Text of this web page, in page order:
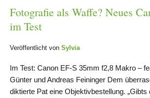
Fotografie als Waffe? Neues
im Test
Veröffentlicht von Sylvia
Im Test: Canon EF-S 35mm f2,8 Makro –
Günter und Andreas Feininger Dem
diktierte Pat eine Objektivbestellung. „Gibts